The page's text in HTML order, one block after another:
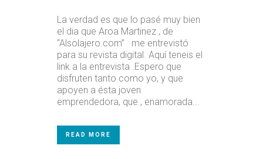
La verdad es que lo pasé muy bien
el dia que Aroa Martinez , de
“Alsolajero.com” me entrevistó
para su revista digital. Aquí teneis el
link a la entrevista .Espero que
disfruten tanto como yo, y que
apoyen a ésta joven
emprendedora, que , enamorada...
READ MORE